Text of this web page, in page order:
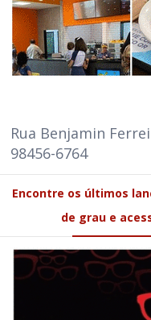
Rua Benjamin
98456-6764
Encontre os últimos
de grau e